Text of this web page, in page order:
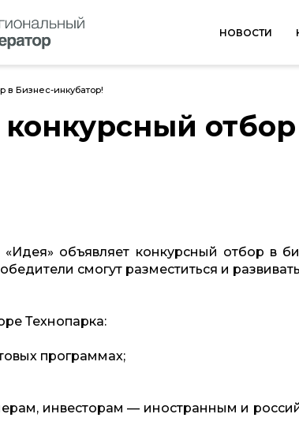
НОВОСТИ
в Бизнес-инкубатор!
объявляет конкурсный отбор в
смогут разместиться и
Технопарка:
программах;
инвесторам — иностранным и